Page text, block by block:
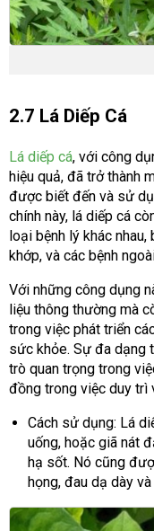
2.7 Lá Diếp Cá
Lá diếp cá, với công
hiệu quả, đã trở thành
được biết đến và sử
chính này, lá diếp cá
loại bệnh lý khác
khớp, và các bệnh
Với những công dụng
liệu thông thường mà
trong việc phát triển
sức khỏe. Sự đa dạng
trò quan trọng trong
đồng trong việc duy trì
Cách sử dụng: Lá
uống, hoặc giã nát
hạ sốt. Nó cũng
họng, đau dạ dày